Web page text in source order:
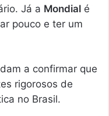
Já a Mondial é
pouco e ter um
a confirmar que
rigorosos de
no Brasil.